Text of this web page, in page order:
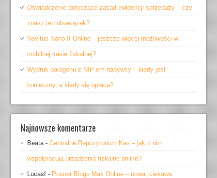
Oświadczenie dotyczące zasad ewidencji sprzedaży – czy
znasz ten obowiązek?
Novitus Nano II Online – jeszcze więcej możliwości w
mobilnej kasie fiskalnej?
Wydruk paragonu z NIP-em nabywcy – kiedy jest
konieczny, a kiedy się opłaca?
Najnowsze komentarze
Beata-Centralne Repozytorium Kas – jak z nim
współpracują urządzenia fiskalne online?
LucasI - Posnet Bingo Max Online – nowa, ciekawa